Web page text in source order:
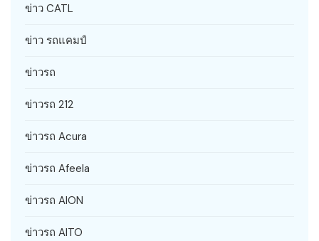
ข่าว CATL
ข่าว รถแคมป์
ข่าวรถ
ข่าวรถ 212
ข่าวรถ Acura
ข่าวรถ Afeela
ข่าวรถ AION
ข่าวรถ AITO